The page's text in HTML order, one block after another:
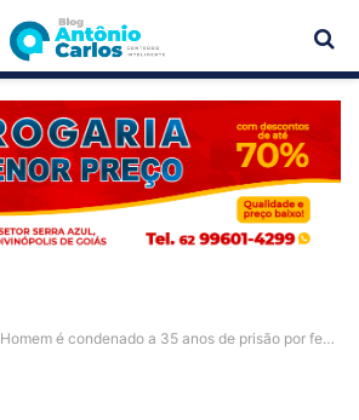
PUBLICIDADE
Homem é condenado a 35 anos de prisão por feminicídio da companheira em Flores de Goiás